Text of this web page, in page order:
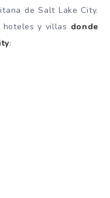
de Salt Lake City.
hoteles y villas donde
: